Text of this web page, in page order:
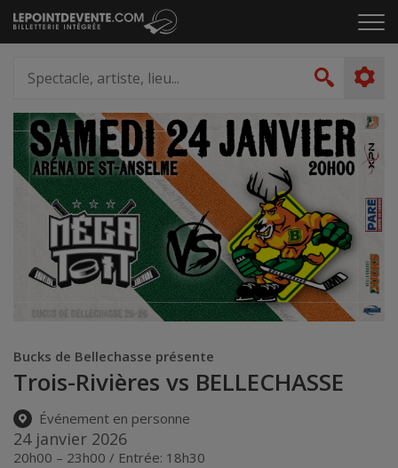
Passer
au
le
artiste,
lieu...
Bucks de Bellechasse présente
Trois-Rivières vs BELLECHASSE
Événement en personne
24 janvier 2026
20h00 – 23h00 / Entrée: 18h30